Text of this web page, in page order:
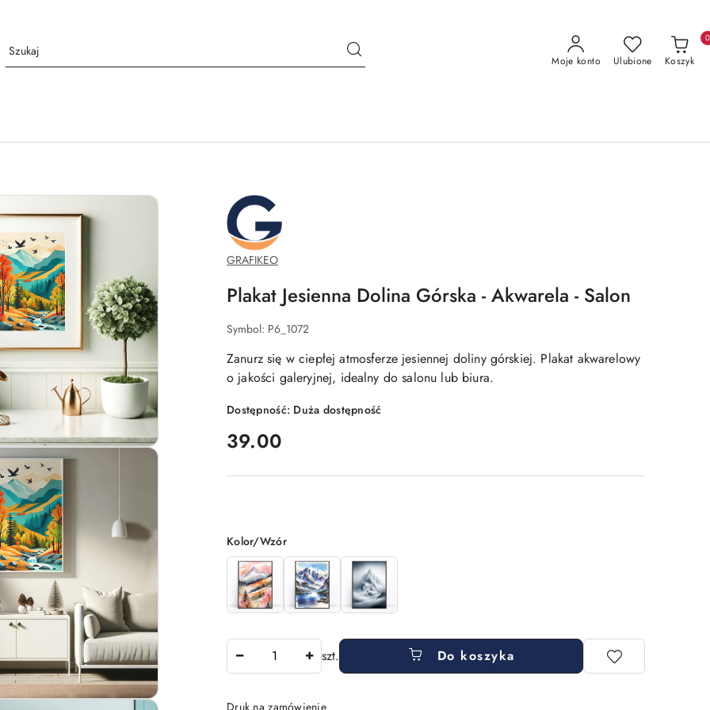
Moje konto Ulubione Koszyk
0
GRAFIKEO.PL
GRAFIKEO
Plakat Jesienna Dolina Górska - Akwarela - Salon
Symbol: P6_1072
Zanurz się w ciepłej atmosferze jesiennej doliny górskiej. Plakat akwarelowy
o jakości galeryjnej, idealny do salonu lub biura.
Dostępność: Duża dostępność
cena:
39.00
Wariant
Kolor/Wzór
szt. Do koszyka
Druk na zamówienie